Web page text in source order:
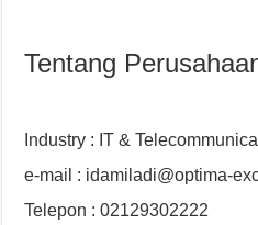
Tentang
Industry : IT &
e-mail : idamiladi@optima-
Telepon : 02129302222